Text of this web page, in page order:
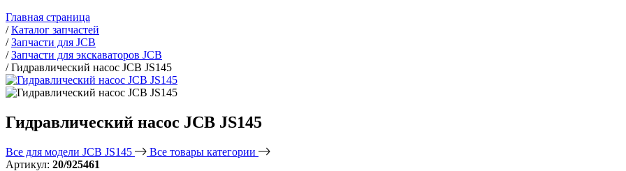
Главная страница
/Каталог запчастей
/Запчасти для JCB
/Запчасти для экскаваторов JCB
/Гидравлический насос JCB JS145
Гидравлический насос JCB JS145
Все для модели JCB JS145
Все товары категории
Артикул: 20/925461